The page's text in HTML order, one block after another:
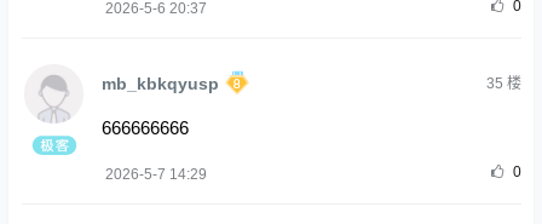
2026-5-6 20:37 0
mb_kbkqyusp 35 楼
666666666
2026-5-7 14:29 0